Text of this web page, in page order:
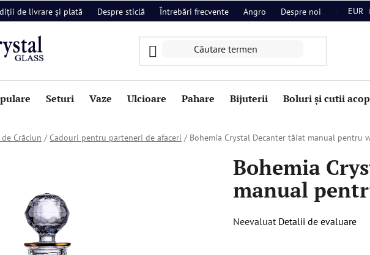
de livrare și plată Despre sticlă Întrebări frecvente Angro Despre noi Contact
EUR
Seturi Vaze Ulcioare Pahare Bijuterii Boluri și cutii
Crăciun / Cadouri pentru parteneri de afaceri / Bohemia Crystal Decanter tăiat manual pentru
Bohemia
manual
Evaluarea
Neevaluat Detalii de evaluare